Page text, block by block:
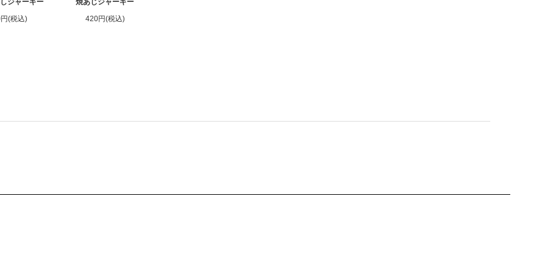
ジャーキー
(税込)
焼あじジャーキー
420円(税込)